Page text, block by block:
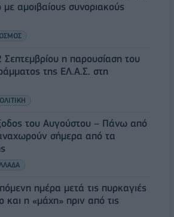
με αμοιβαίους συνοριακούς
Σεπτεμβρίου η παρουσίαση του
της ΕΛ.Α.Σ. στη
του Αυγούστου – Πάνω από
σήμερα από τα
ημέρα μετά τις πυρκαγιές
η «μάχη» πριν από τις